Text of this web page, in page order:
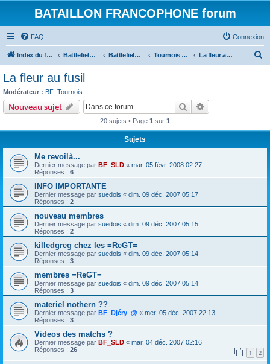
BATAILLON FRANCOPHONE forum
FAQ Connexion
Index du forum Battlefield la serie Battlefield 2142: addon et mod Tournois BF 2007/2008 La fleur au fusil
La fleur au fusil
Modérateur : BF_Tournois
Nouveau sujet Rechercher
20 sujets • Page 1 sur 1
Sujets
Me revoilà...
Dernier message par BF_SLD « mar. 05 févr. 2008 02:27
Réponses : 6
INFO IMPORTANTE
Dernier message par suedois « dim. 09 déc. 2007 05:17
Réponses : 2
nouveau membres
Dernier message par suedois « dim. 09 déc. 2007 05:15
Réponses : 2
killedgreg chez les =ReGT=
Dernier message par suedois « dim. 09 déc. 2007 05:14
Réponses : 3
membres =ReGT=
Dernier message par suedois « dim. 09 déc. 2007 05:14
Réponses : 3
materiel nothern ??
Dernier message par BF_Djéry_@ « mer. 05 déc. 2007 22:13
Réponses : 3
Videos des matchs ?
Dernier message par BF_SLD « mar. 04 déc. 2007 02:16
Réponses : 26 1 2